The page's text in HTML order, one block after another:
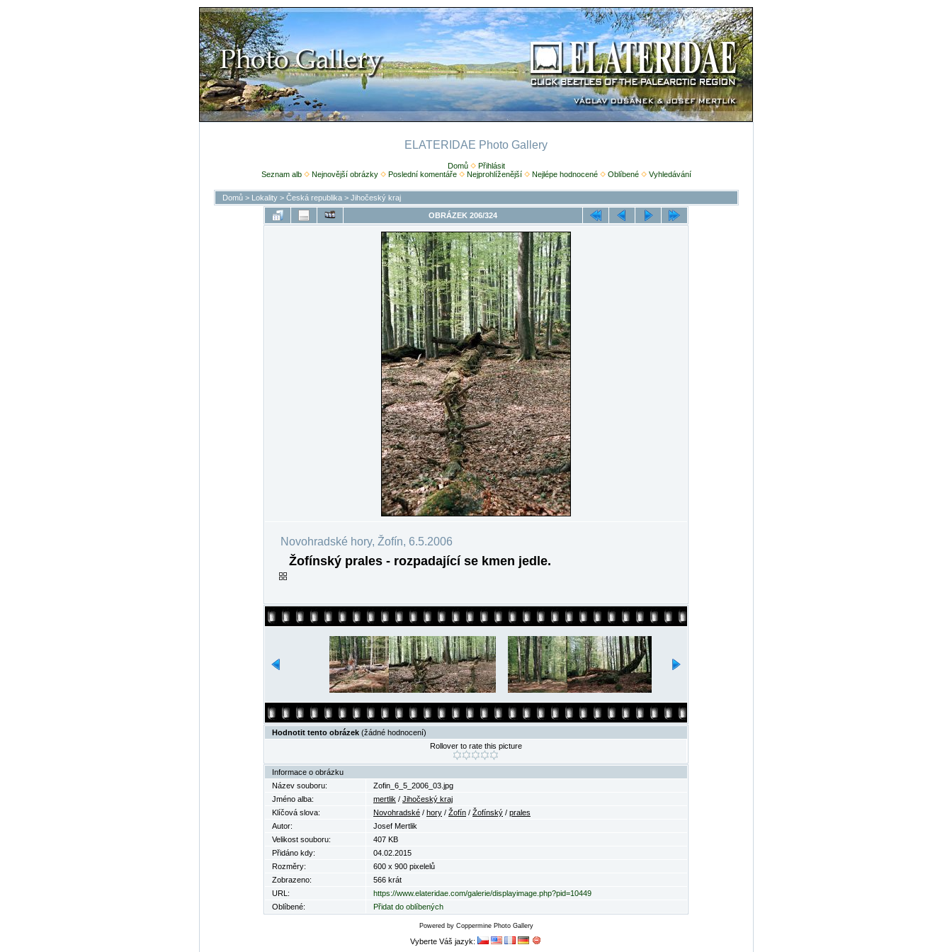
ELATERIDAE Photo Gallery
Domů
Přihlásit
Seznam alb
Nejnovější obrázky Poslední komentáře Nejprohlíženější Nejlépe hodnocené Oblíbené Vyhledávání
Domů> Lokality> Česká republika> Jihočeský kraj
OBRÁZEK 206/324
Novohradské hory, Žofín, 6.5.2006
Žofínský prales - rozpadající se kmen jedle.
Hodnotit tento obrázek (žádné hodnocení)
Rollover to rate this picture
Informace o obrázku
Název souboru:
Zofin_6_5_2006_03.jpg
Jméno alba:
mertlik / Jihočeský kraj
Klíčová slova:
Novohradské / hory / Žofín / Žofínský / prales
Autor:
Josef Mertlik
Velikost souboru:
407 KB
Přidáno kdy:
04.02.2015
Rozměry:
600 x 900 pixelelů
Zobrazeno:
566 krát
URL:
https://www.elateridae.com/galerie/displayimage.php?pid=10449
Oblíbené:
Přidat do oblíbených
Powered by Coppermine Photo Gallery
Vyberte Váš jazyk: